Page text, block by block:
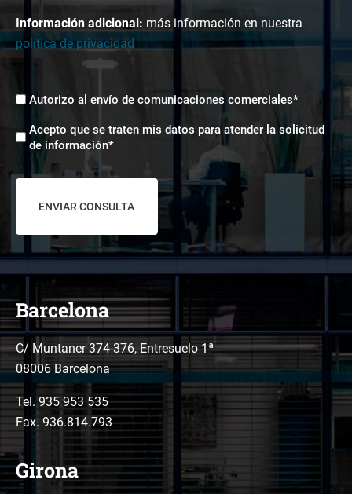
Información adicional: más información en nuestra
política de privacidad
Envíos
Autorizo al envío de comunicaciones comerciales*
Aceptación
tratamiento
datos
Acepto que se traten mis datos para atender la solicitud
de información*
Barcelona
C/ Muntaner 374-376, Entresuelo 1ª
08006 Barcelona
Tel. 935 953 535
Fax. 936.814.793
Girona